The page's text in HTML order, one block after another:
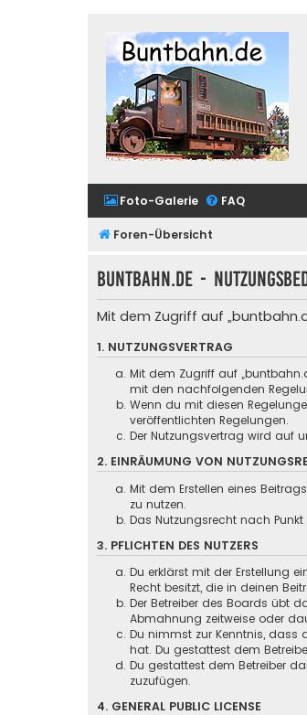
Foto-Galerie FAQ
Foren-Übersicht
buntbahn.de -
Mit dem Zugriff auf
1. NUTZUNGSVERTRAG
Mit dem Zugriff auf
mit den nachfolgenden
Wenn du mit diesen
veröffentlichten Regelungen.
Der Nutzungsvertrag wird auf
2. EINRÄUMUNG VON
Mit dem Erstellen eines
zu nutzen.
Das Nutzungsrecht nach
3. PFLICHTEN DES NUTZERS
Du erklärst mit der Erstellung
Recht besitzt, die in deinen
Der Betreiber des Boards übt
Abmahnung zeitweise oder
Du nimmst zur Kenntnis, dass
hat. Du gestattest dem
Du gestattest dem Betreiber
zuzufügen.
4. GENERAL PUBLIC LICENSE